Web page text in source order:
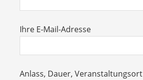
Ihre E-Mail-Adresse
Anlass, Dauer, Veranstaltungsort